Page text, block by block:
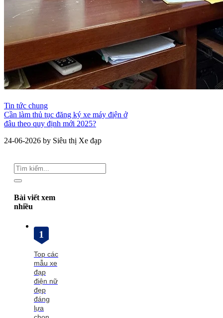
Tin tức chung
Cần làm thủ tục đăng ký xe máy điện ở
đâu theo quy định mới 2025?
24-06-2026 by Siêu thị Xe đạp
Bài viết xem
nhiều
1
Top các
mẫu xe
đạp
điện nữ
đẹp
đáng
lựa